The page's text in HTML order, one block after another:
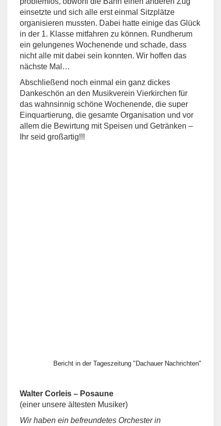
einsetzte und sich alle erst einmal Sitzplätze
organisieren mussten. Dabei hatte einige das Glück
in der 1. Klasse mitfahren zu können. Rundherum
ein gelungenes Wochenende und schade, dass
nicht alle mit dabei sein konnten. Wir hoffen das
nächste Mal…
Abschließend noch einmal ein ganz dickes
Dankeschön an den Musikverein Vierkirchen für
das wahnsinnig schöne Wochenende, die super
Einquartierung, die gesamte Organisation und vor
allem die Bewirtung mit Speisen und Getränken –
Ihr seid großartig!!!
Bericht in der Tageszeitung "Dachauer Nachrichten"
Walter Corleis – Posaune
(einer unsere ältesten Musiker)
Wir haben ein befreundetes Orchester in